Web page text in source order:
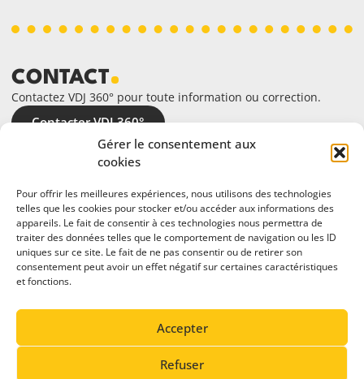
Gérer le consentement aux
cookies
Pour offrir les meilleures expériences, nous utilisons des technologies
telles que les cookies pour stocker et/ou accéder aux informations des
appareils. Le fait de consentir à ces technologies nous permettra de
traiter des données telles que le comportement de navigation ou les ID
uniques sur ce site. Le fait de ne pas consentir ou de retirer son
consentement peut avoir un effet négatif sur certaines caractéristiques
et fonctions.
Accepter
Refuser
CONTACT
Contactez VDJ 360° pour toute information ou correction.
Contacter VDJ 360°
En partenariat avec